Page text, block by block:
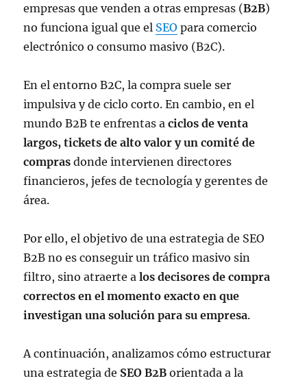
empresas que venden a otras empresas (B2B)
no funciona igual que el SEO para comercio
electrónico o consumo masivo (B2C).
En el entorno B2C, la compra suele ser
impulsiva y de ciclo corto. En cambio, en el
mundo B2B te enfrentas aciclos de venta
largos, tickets de alto valor y un comité de
compras donde intervienen directores
financieros, jefes de tecnología y gerentes de
área.
Por ello, el objetivo de una estrategia de SEO
B2B no es conseguir un tráfico masivo sin
filtro, sino atraerte alos decisores de compra
correctos en el momento exacto en que
investigan una solución para su empresa.
A continuación, analizamos cómo estructurar
una estrategia de SEO B2B orientada a la